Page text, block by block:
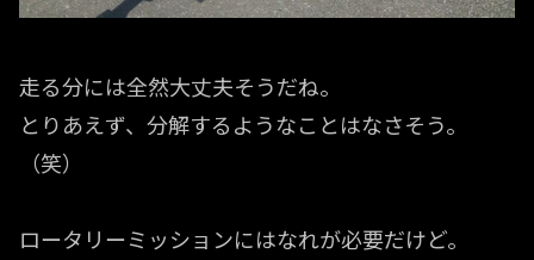
走る分には全然大丈夫そうだね。
とりあえず、分解するようなことはなさそう。
（笑）
ロータリーミッションにはなれが必要だけど。